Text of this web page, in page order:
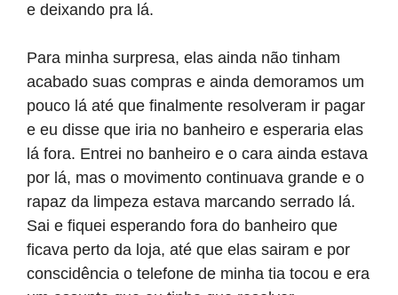
e deixando pra lá.
Para minha surpresa, elas ainda não tinham
acabado suas compras e ainda demoramos um
pouco lá até que finalmente resolveram ir pagar
e eu disse que iria no banheiro e esperaria elas
lá fora. Entrei no banheiro e o cara ainda estava
por lá, mas o movimento continuava grande e o
rapaz da limpeza estava marcando serrado lá.
Sai e fiquei esperando fora do banheiro que
ficava perto da loja, até que elas sairam e por
conscidência o telefone de minha tia tocou e era